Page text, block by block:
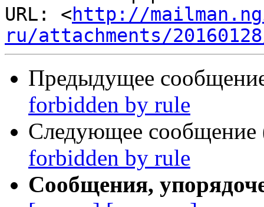
URL: <http://
ru/attachments/
Предыдущее
forbidden by rule
Следующее сообщение
forbidden by rule
Сообщения,